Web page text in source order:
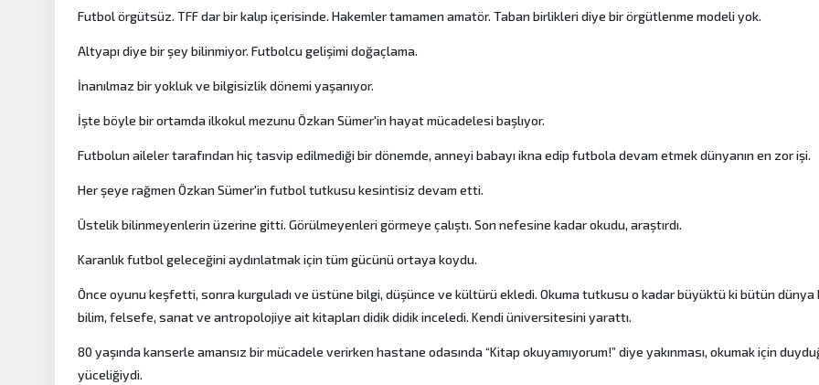
Futbol örgütsüz. TFF dar bir kalıp içerisinde. Hakemler tamamen amatör. Taban birlikleri diye bir örgütlenme modeli yok.
Altyapı diye bir şey bilinmiyor. Futbolcu gelişimi doğaçlama.
İnanılmaz bir yokluk ve bilgisizlik dönemi yaşanıyor.
İşte böyle bir ortamda ilkokul mezunu Özkan Sümer'in hayat mücadelesi başlıyor.
Futbolun aileler tarafından hiç tasvip edilmediği bir dönemde, anneyi babayı ikna edip futbola devam etmek dünyanın en zor işi.
Her şeye rağmen Özkan Sümer'in futbol tutkusu kesintisiz devam etti.
Üstelik bilinmeyenlerin üzerine gitti. Görülmeyenleri görmeye çalıştı. Son nefesine kadar okudu, araştırdı.
Karanlık futbol geleceğini aydınlatmak için tüm gücünü ortaya koydu.
Önce oyunu keşfetti, sonra kurguladı ve üstüne bilgi, düşünce ve kültürü ekledi. Okuma tutkusu o kadar büyüktü ki bütün dünya
bilim, felsefe, sanat ve antropolojiye ait kitapları didik didik inceledi. Kendi üniversitesini yarattı.
80 yaşında kanserle amansız bir mücadele verirken hastane odasında “Kitap okuyamıyorum!” diye yakınması, okumak için
yüceliğiydi.